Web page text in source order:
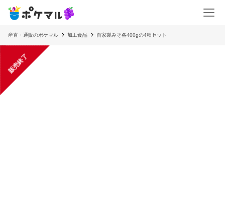
産直・通販のポケマル 加工食品 自家製みそ各400gの4種セット
販売終了